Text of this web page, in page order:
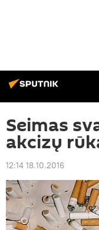
Seimas
akcizų
12:14 18.10.2016